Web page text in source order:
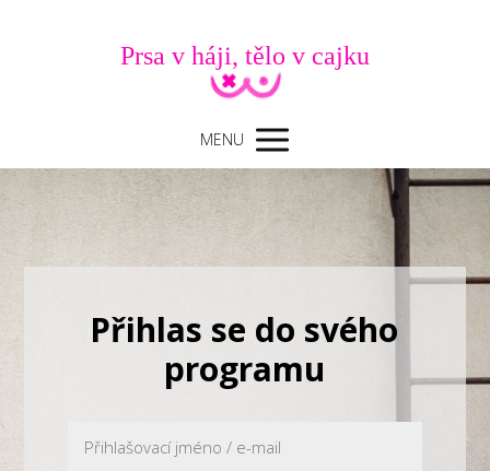
Prsa v háji, tělo v cajku
MENU
Přihlas se do svého
programu